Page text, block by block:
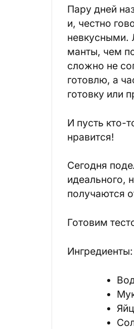
Пару дней
и, честно
невкусными.
манты, чем
сложно не
готовлю, а
готовку или
И пусть кто-
нравится!
Сегодня
идеального,
получаются
Готовим
Ингредиенты: